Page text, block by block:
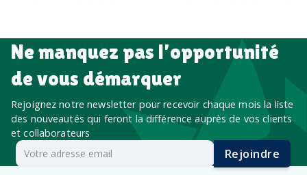
Ne manquez pas l’opportunité
de vous démarquer
Rejoignez notre newsletter pour recevoir chaque mois la liste
des nouveautés qui feront la différence auprès de vos clients
et collaborateurs
Rejoindre